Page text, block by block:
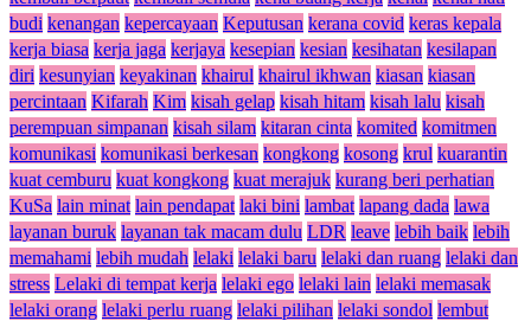
budi kenangan kepercayaan Keputusan kerana covid keras kepala
kerja biasa kerja jaga kerjaya kesepian kesian kesihatan kesilapan
diri kesunyian keyakinan khairul khairul ikhwan kiasan kiasan
percintaan Kifarah Kim kisah gelap kisah hitam kisah lalu kisah
perempuan simpanan kisah silam kitaran cinta komited komitmen
komunikasi komunikasi berkesan kongkong kosong krul kuarantin
kuat cemburu kuat kongkong kuat merajuk kurang beri perhatian
KuSa lain minat lain pendapat laki bini lambat lapang dada lawa
layanan buruk layanan tak macam dulu LDR leave lebih baik lebih
memahami lebih mudah lelaki lelaki baru lelaki dan ruang lelaki dan
stress Lelaki di tempat kerja lelaki ego lelaki lain lelaki memasak
lelaki orang lelaki perlu ruang lelaki pilihan lelaki sondol lembut